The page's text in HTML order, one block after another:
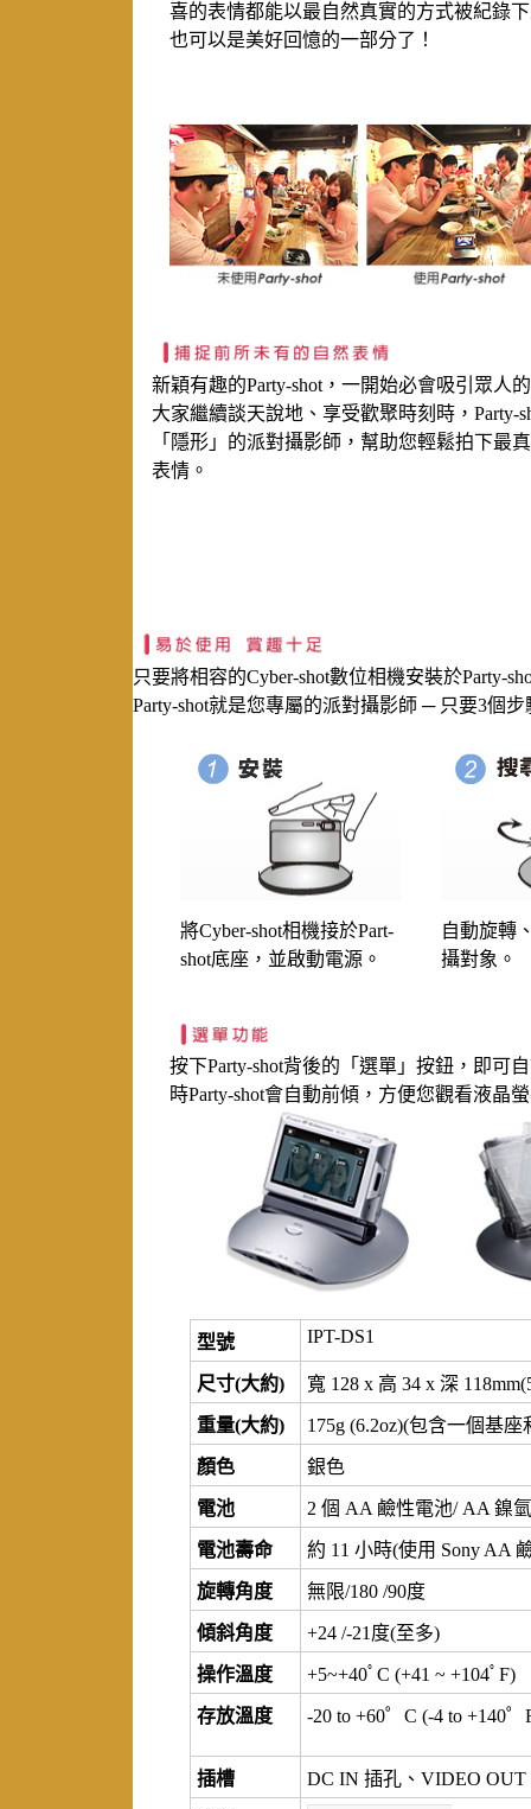
喜的表情都能以最自然真實的方式被紀錄
也可以是美好回憶的一部分了！
新穎有趣的Party-shot，一開始必會吸引眾人
大家繼續談天說地、享受歡聚時刻時，Party-
「隱形」的派對攝影師，幫助您輕鬆拍下最
表情。
只要將相容的Cyber-shot數位相機安裝於Party-
Party-shot就是您專屬的派對攝影師 ─ 只要3個
將Cyber-shot相機接於Part-
shot底座，並啟動電源。
自動旋轉
攝對象。
按下Party-shot背後的「選單」按鈕，即可
時Party-shot會自動前傾，方便您觀看液晶
型號 IPT-DS1
尺寸(大約) 寬 128 x 高 34 x 深
重量(大約) 175g (6.2oz)(包含一個基
顏色 銀色
電池 2 個 AA 鹼性電池/ AA 鎳
電池壽命 約 11 小時(使用 Sony AA
旋轉角度 無限/180 /90度
傾斜角度 +24 /-21度(至多)
操作溫度 +5~+40ﾟC (+41 ~ +104ﾟF)
存放溫度 -20 to +60゜C (-4 to +140゜
插槽 DC IN 插孔、VIDEO